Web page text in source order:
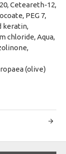
Ceteareth-12,
PEG 7,
keratin,
chloride, Aqua,
(olive)